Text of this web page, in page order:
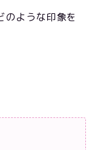
のような印象を